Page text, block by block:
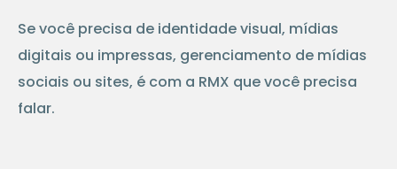
Se você precisa de identidade visual, mídias
digitais ou impressas, gerenciamento de mídias
sociais ou sites, é com a RMX que você precisa
falar.